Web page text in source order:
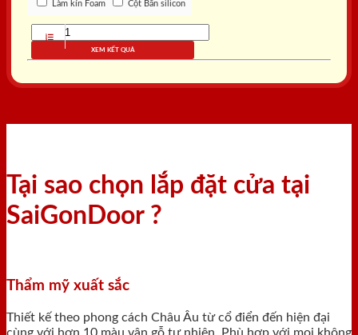
Làm kín Foam Cột Bắn silicon
XEM KẾT QUẢ
Tại sao chọn lắp đặt cửa tại
SaiGonDoor ?
Thẩm mỹ xuất sắc
Thiết kế theo phong cách Châu Âu từ cổ điển đến hiện đại
cùng với hơn 10 màu vân gỗ tự nhiên. Phù hợp với mọi không